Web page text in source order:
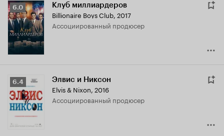
Рейтинг
Кинопоиска
6.0
6.0 Клуб миллиардеров
Billionaire Boys Club, 2017
ассоциированный продюсер
Рейтинг
Кинопоиска
6.4
6.4 Элвис и Никсон
Elvis & Nixon, 2016
ассоциированный продюсер